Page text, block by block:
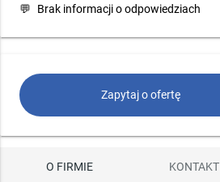
💬
Brak informacji o odpowiedziach
Zapytaj o ofertę
O FIRMIE KONTAKT